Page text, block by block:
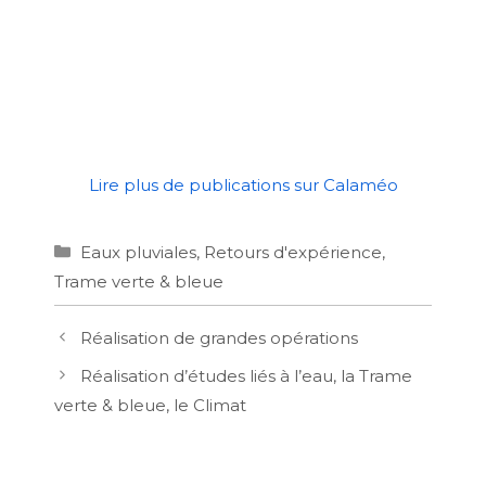
Lire plus de publications sur Calaméo
Restauration de linéaires de berges aux étangs de
Restauration d’une zone humide à Montesson par
Aménagements et restauration de berges par
Redécouverte de la Vieille Mer – Seine-Saint-Denis
Restauration du réseau hydrographique dans le
Renaturation du plan d’eau du parc du Château et
Catégories
Eaux pluviales, Retours d'expérience,
Trame verte & bleue
des Réalisation de grandes opérations
Réalisation d’études liés à l’eau, la Trame
verte & bleue, le Climat